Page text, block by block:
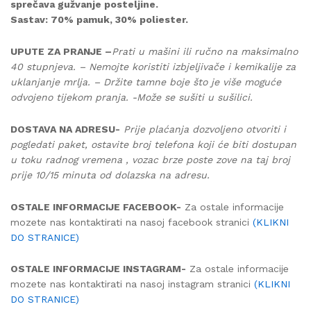
sprečava gužvanje posteljine.
Sastav: 70% pamuk, 30% poliester.
UPUTE ZA PRANJE –Prati u mašini ili ručno na maksimalno
40 stupnjeva. – Nemojte koristiti izbjeljivače i kemikalije za
uklanjanje mrlja. – Držite tamne boje što je više moguće
odvojeno tijekom pranja. -Može se sušiti u sušilici.
DOSTAVA NA ADRESU- Prije plaćanja dozvoljeno otvoriti i
pogledati paket, ostavite broj telefona koji će biti dostupan
u toku radnog vremena , vozac brze poste zove na taj broj
prije 10/15 minuta od dolazska na adresu.
OSTALE INFORMACIJE FACEBOOK- Za ostale informacije
mozete nas kontaktirati na nasoj facebook stranici (KLIKNI
DO STRANICE)
OSTALE INFORMACIJE INSTAGRAM- Za ostale informacije
mozete nas kontaktirati na nasoj instagram stranici (KLIKNI
DO STRANICE)